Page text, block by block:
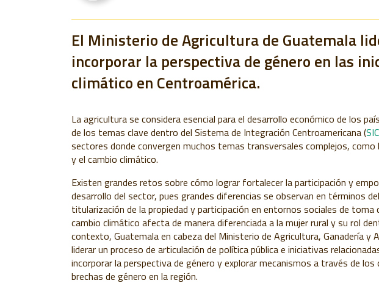
El Ministerio de Agricultura de Guatemala
incorporar la perspectiva de género en las
climático en Centroamérica.
La agricultura se considera esencial para el desarrollo económico de los
de los temas clave dentro del Sistema de Integración Centroamericana (
sectores donde convergen muchos temas transversales complejos,
y el cambio climático.
Existen grandes retos sobre cómo lograr fortalecer la participación y
desarrollo del sector, pues grandes diferencias se observan en términos
titularización de la propiedad y participación en entornos sociales de toma
cambio climático afecta de manera diferenciada a la mujer rural y su rol
contexto, Guatemala en cabeza del Ministerio de Agricultura, Ganadería y
liderar un proceso de articulación de política pública e iniciativas
incorporar la perspectiva de género y explorar mecanismos a través de los
brechas de género en la región.